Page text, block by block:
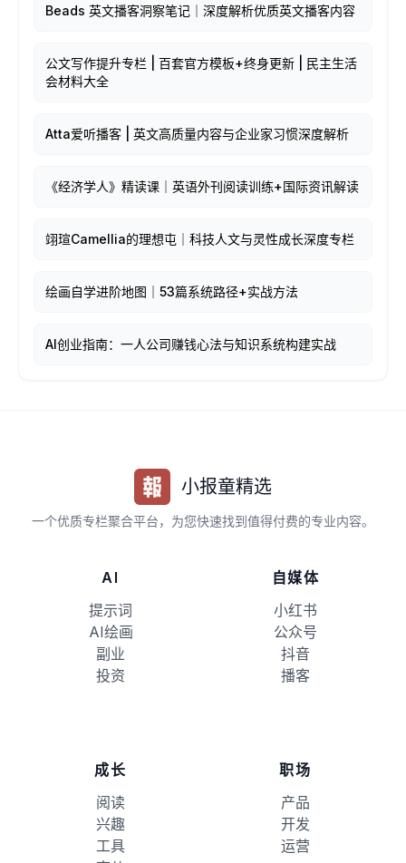
Beads 英文播客洞察笔记｜深度解析优质英文播客内容
公文写作提升专栏 | 百套官方模板+终身更新 | 民主生活
会材料大全
Atta爱听播客 | 英文高质量内容与企业家习惯深度解析
《经济学人》精读课｜英语外刊阅读训练+国际资讯解读
翊瑄Camellia的理想屯｜科技人文与灵性成长深度专栏
绘画自学进阶地图｜53篇系统路径+实战方法
AI创业指南：一人公司赚钱心法与知识系统构建实战
小报童精选
一个优质专栏聚合平台，为您快速找到值得付费的专业内容。
AI
提示词
AI绘画
副业
投资
自媒体
小红书
公众号
抖音
播客
成长
阅读
兴趣
工具
职场
产品
开发
运营